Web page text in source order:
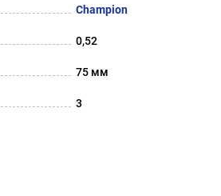
Champion
0,52
75 мм
3